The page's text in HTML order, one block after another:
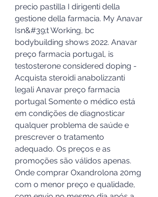
precio pastilla I dirigenti della
gestione della farmacia. My Anavar
Isn&#39;t Working, bc
bodybuilding shows 2022. Anavar
preço farmacia portugal, is
testosterone considered doping -
Acquista steroidi anabolizzanti
legali Anavar preço farmacia
portugal Somente o médico está
em condições de diagnosticar
qualquer problema de saúde e
prescrever o tratamento
adequado. Os preços e as
promoções são válidos apenas.
Onde comprar Oxandrolona 20mg
com o menor preço e qualidade,